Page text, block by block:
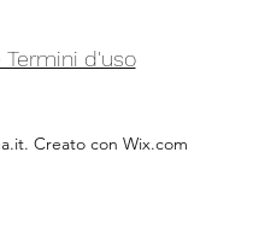
Termini d'uso
Creato con Wix.com